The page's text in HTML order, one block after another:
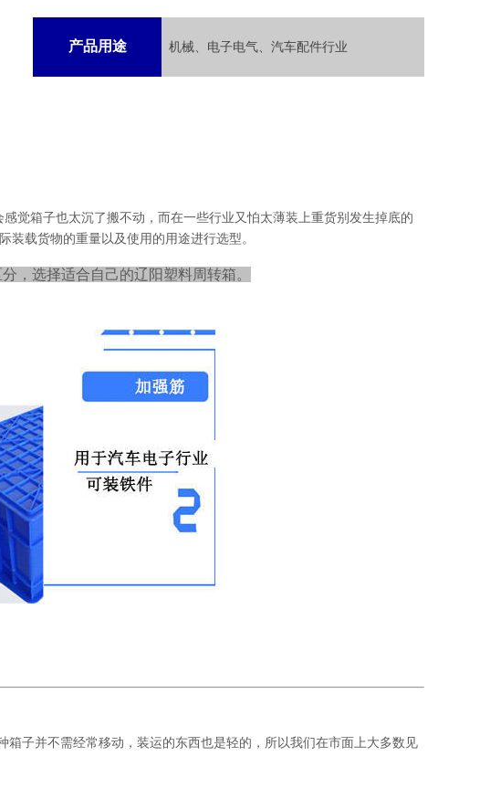
产品用途 机械、电子电气、汽车配件行业
觉箱子也太沉了搬不动，而在一些行业又怕太薄装上重货别发生掉底的
载货物的重量以及使用的用途进行选型。
，选择适合自己的辽阳塑料周转箱。
子并不需经常移动，装运的东西也是轻的，所以我们在市面上大多数见